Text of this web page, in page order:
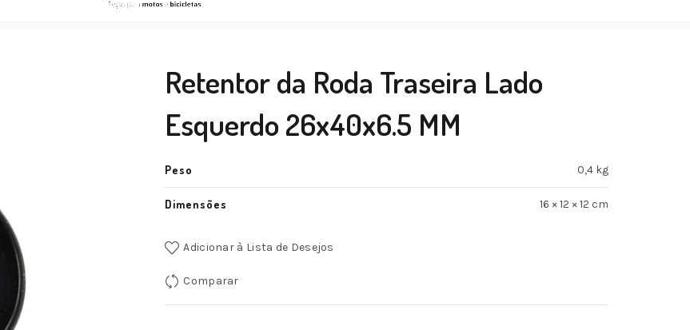
Lado Esquerdo 26x40x6.5 MM
Retentor da Roda Traseira Lado
Esquerdo 26x40x6.5 MM
Peso 0,4 kg
Dimensões 16 × 12 × 12 cm
Adicionar à Lista de Desejos
Comparar